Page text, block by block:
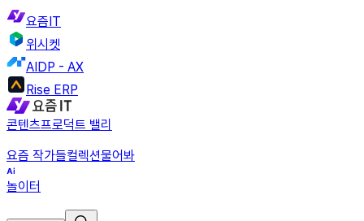
요즘IT
위시켓
AIDP - AX
Rise ERP
콘텐츠프로덕트 밸리
요즘 작가들컬렉션물어봐
놀이터